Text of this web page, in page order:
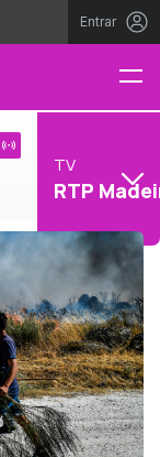
Entrar
TV
RTP